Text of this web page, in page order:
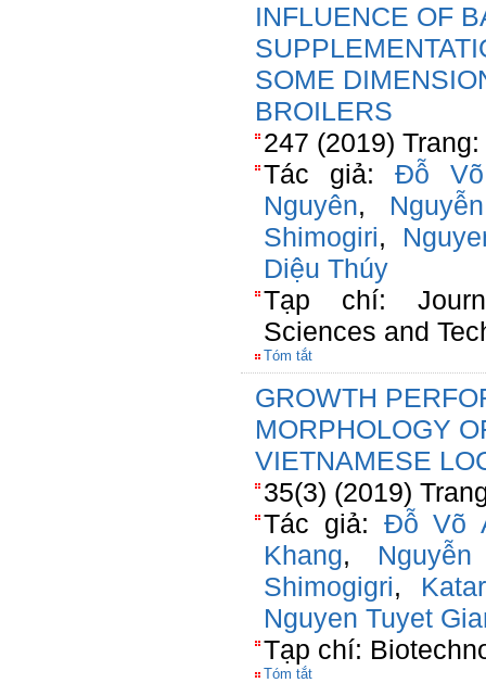
INFLUENCE OF
SOME
BROILERS
247 (2019)
Tác giả: Đỗ
Nguyên,
Shimogiri,
Diệu Thúy
Tạp chí:
Sciences and
Tóm tắt
GROWTH
MORPHOLOGY
VIETNAMESE
35(3) (2019)
Tác giả: Đỗ Võ
Khang,
Shimogigri,
Nguyen Tuyet
Tạp chí:
Tóm tắt